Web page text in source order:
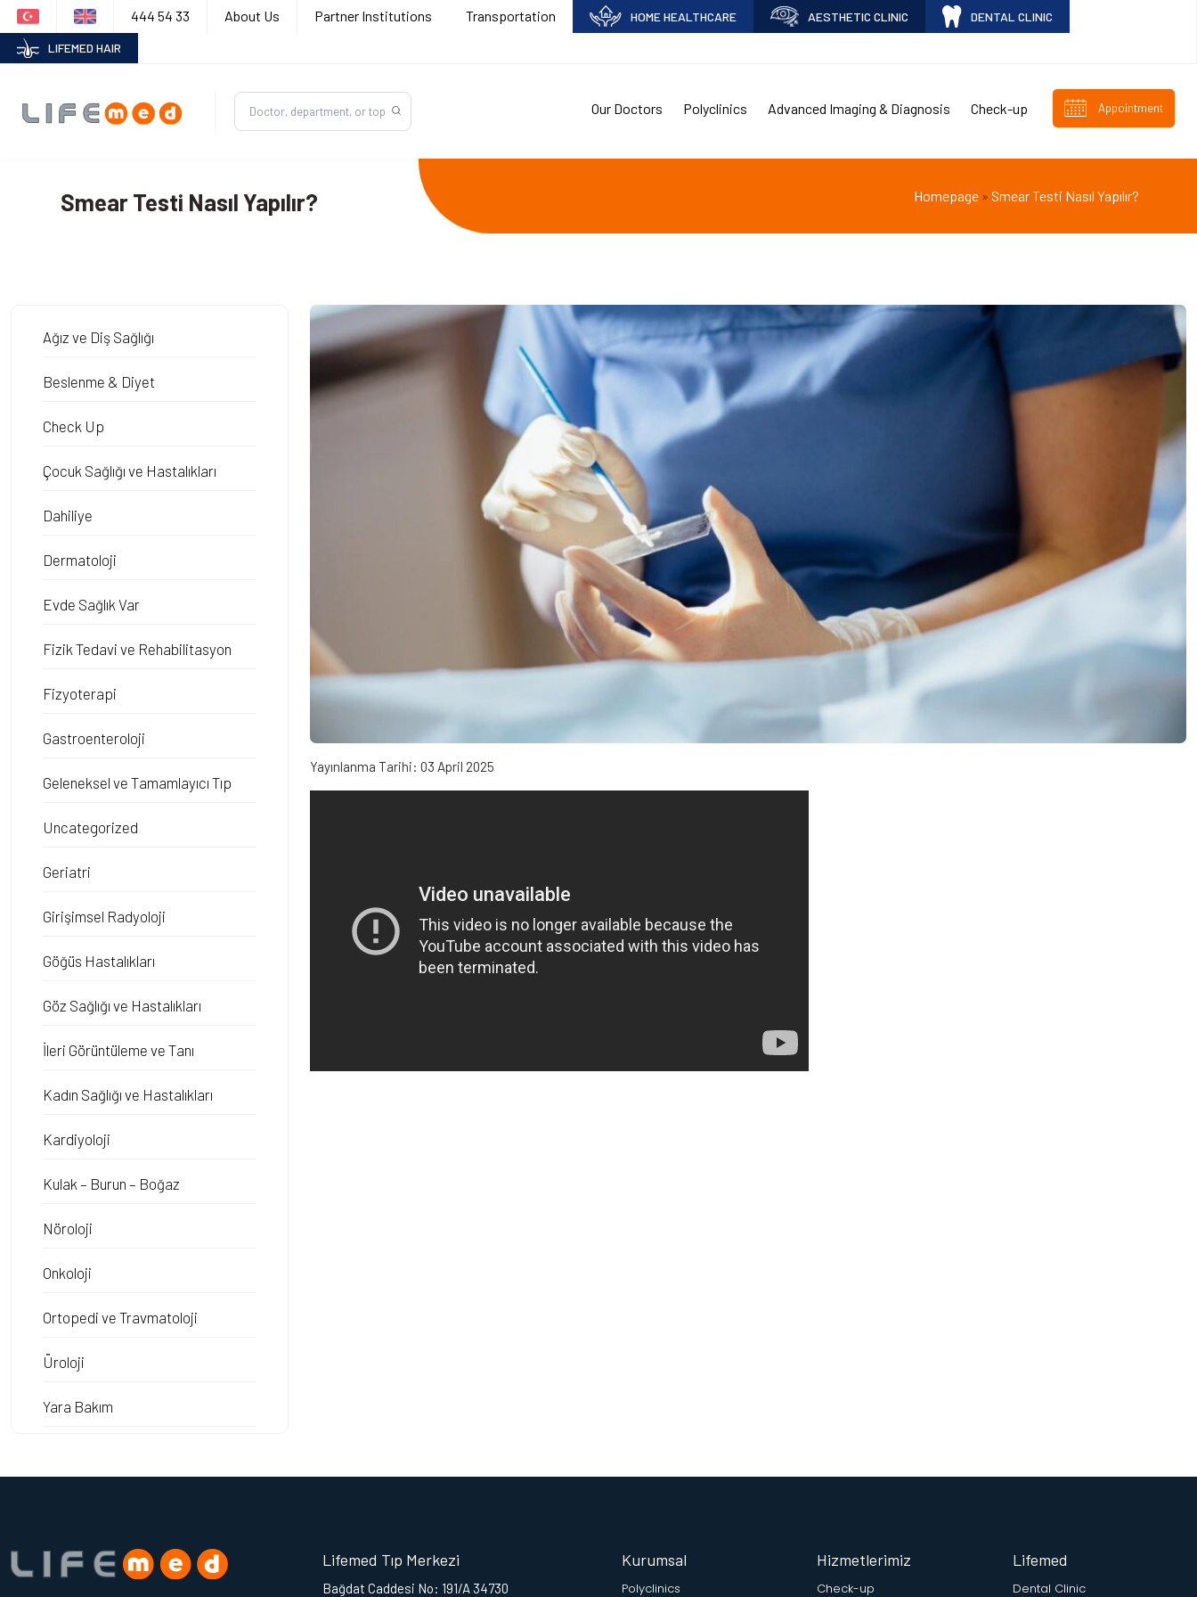
444 54 33 About Us Partner Institutions Transportation HOME HEALTHCARE AESTHETIC CLINIC DENTAL CLINIC
LIFEMED HAIR
Our Doctors Polyclinics Advanced Imaging & Diagnosis Check-up Appointment
Smear Testi Nasıl Yapılır? Homepage» Smear Testi Nasıl Yapılır?
Ağız ve Diş Sağlığı
Beslenme & Diyet
Check Up
Çocuk Sağlığı ve Hastalıkları
Dahiliye
Dermatoloji
Evde Sağlık Var
Fizik Tedavi ve Rehabilitasyon
Fizyoterapi
Gastroenteroloji
Geleneksel ve Tamamlayıcı Tıp
Uncategorized
Geriatri
Girişimsel Radyoloji
Göğüs Hastalıkları
Göz Sağlığı ve Hastalıkları
İleri Görüntüleme ve Tanı
Kadın Sağlığı ve Hastalıkları
Kardiyoloji
Kulak – Burun – Boğaz
Nöroloji
Onkoloji
Ortopedi ve Travmatoloji
Üroloji
Yara Bakım
Yayınlanma Tarihi: 03 April 2025
Lifemed Tıp Merkezi
Bağdat Caddesi No: 191/A 34730
Kurumsal
Polyclinics
Hizmetlerimiz
Check-up
Lifemed
Dental Clinic